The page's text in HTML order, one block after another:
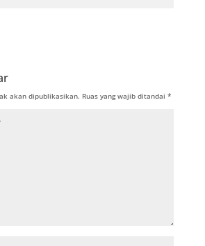
akan dipublikasikan. Ruas yang wajib ditandai *